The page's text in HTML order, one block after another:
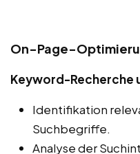
On-Page-
Keyword-Recherche
Identifikation
Suchbegriffe.
Analyse der